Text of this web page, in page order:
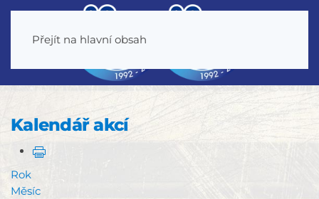
Přejít na hlavní obsah
Kalendář akcí
Rok
Měsíc